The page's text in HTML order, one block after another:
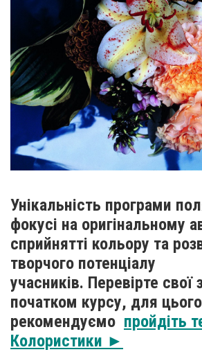
Унікальність програми
фокусі на оригінальному
сприйнятті кольору та
творчого потенціалу
учасників. Перевірте свої
початком курсу, для цього
рекомендуємо пройдіть
Колористики ►